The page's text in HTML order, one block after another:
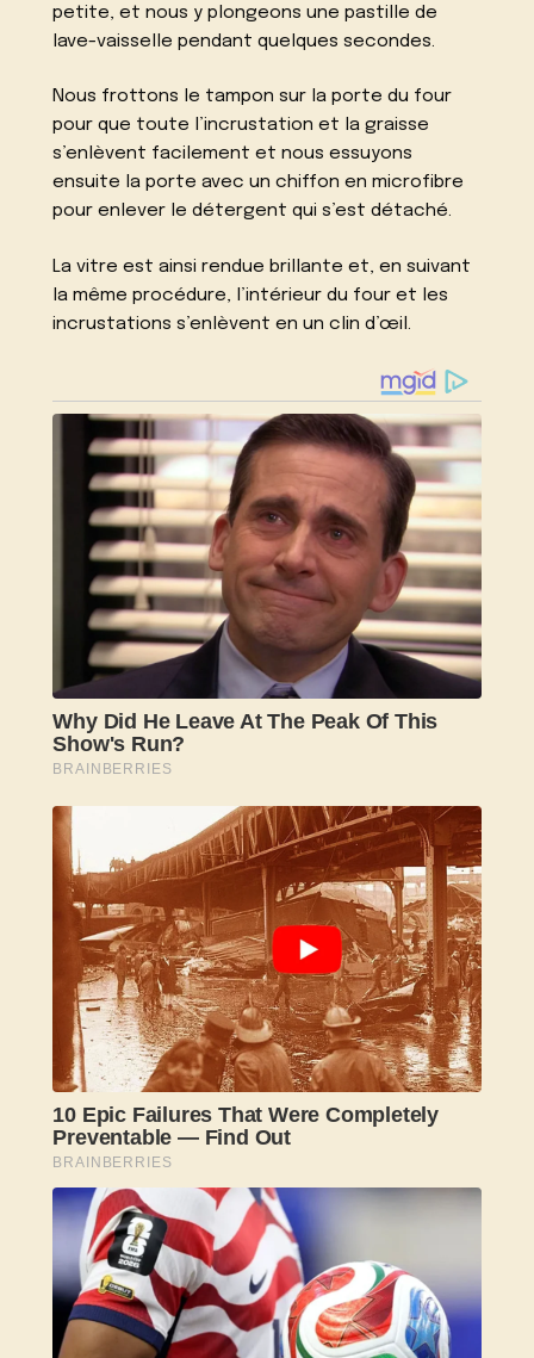
petite, et nous y plongeons une pastille de
lave-vaisselle pendant quelques secondes.
Nous frottons le tampon sur la porte du four
pour que toute l’incrustation et la graisse
s’enlèvent facilement et nous essuyons
ensuite la porte avec un chiffon en microfibre
pour enlever le détergent qui s’est détaché.
La vitre est ainsi rendue brillante et, en suivant
la même procédure, l’intérieur du four et les
incrustations s’enlèvent en un clin d’œil.